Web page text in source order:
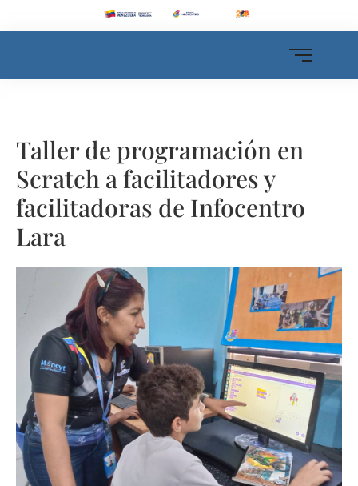
Taller de programación en
Scratch a facilitadores y
facilitadoras de Infocentro
Lara